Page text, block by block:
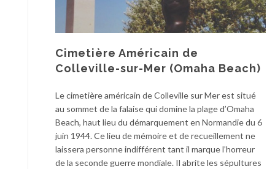
Cimetière Américain de
Colleville-sur-Mer (Omaha Beach)
Le cimetière américain de Colleville sur Mer est situé
au sommet de la falaise qui domine la plage d’Omaha
Beach, haut lieu du démarquement en Normandie du 6
juin 1944. Ce lieu de mémoire et de recueillement ne
laissera personne indifférent tant il marque l’horreur
de la seconde guerre mondiale. Il abrite les sépultures